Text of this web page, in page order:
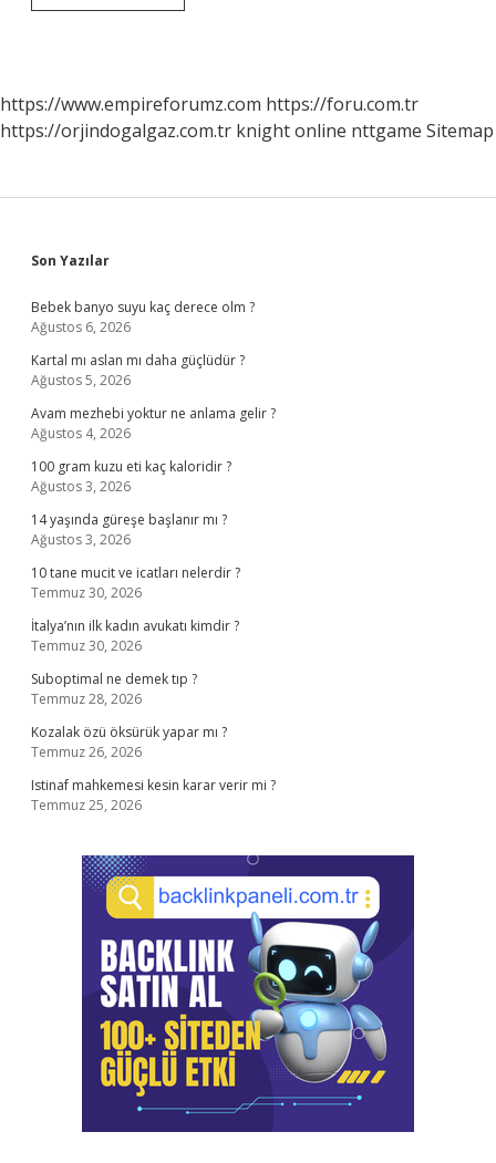
Nasıl
https://www.empireforumz.com https://foru.com.tr
https://orjindogalgaz.com.tr knight online nttgame Sitemap
Sidebar
Son Yazılar
Bebek banyo suyu kaç derece olm ?
Ağustos 6, 2026
Kartal mı aslan mı daha güçlüdür ?
Ağustos 5, 2026
Avam mezhebi yoktur ne anlama gelir ?
Ağustos 4, 2026
100 gram kuzu eti kaç kaloridir ?
Ağustos 3, 2026
14 yaşında güreşe başlanır mı ?
Ağustos 3, 2026
10 tane mucit ve icatları nelerdir ?
Temmuz 30, 2026
İtalya’nın ilk kadın avukatı kimdir ?
Temmuz 30, 2026
Suboptimal ne demek tıp ?
Temmuz 28, 2026
Kozalak özü öksürük yapar mı ?
Temmuz 26, 2026
Istinaf mahkemesi kesin karar verir mi ?
Temmuz 25, 2026